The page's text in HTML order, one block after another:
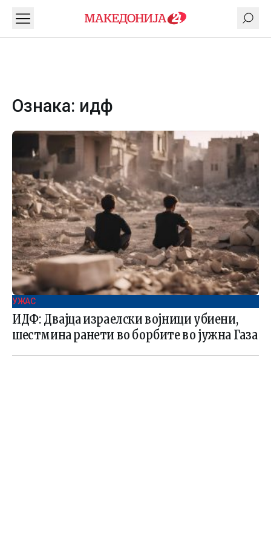
Ознака: идф
УЖАС
ИДФ: Двајца израелски војници убиени,
шестмина ранети во борбите во јужна Газа